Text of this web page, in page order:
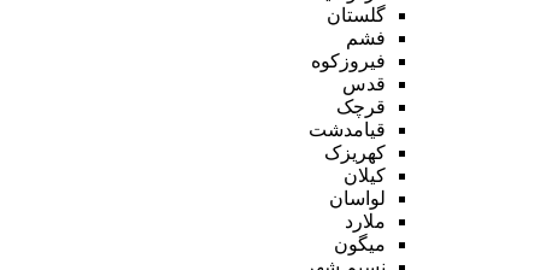
گلستان
فشم
فیروزکوه
قدس
قرچک
قیامدشت
کهریزک
کیلان
لواسان
ملارد
میگون